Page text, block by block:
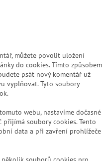
můžete povolit uložení
do cookies. Tímto způsobem
psát nový komentář už
vyplňovat. Tyto soubory
webu, nastavíme dočasné
soubory cookies. Tento
data a při zavření prohlížeče